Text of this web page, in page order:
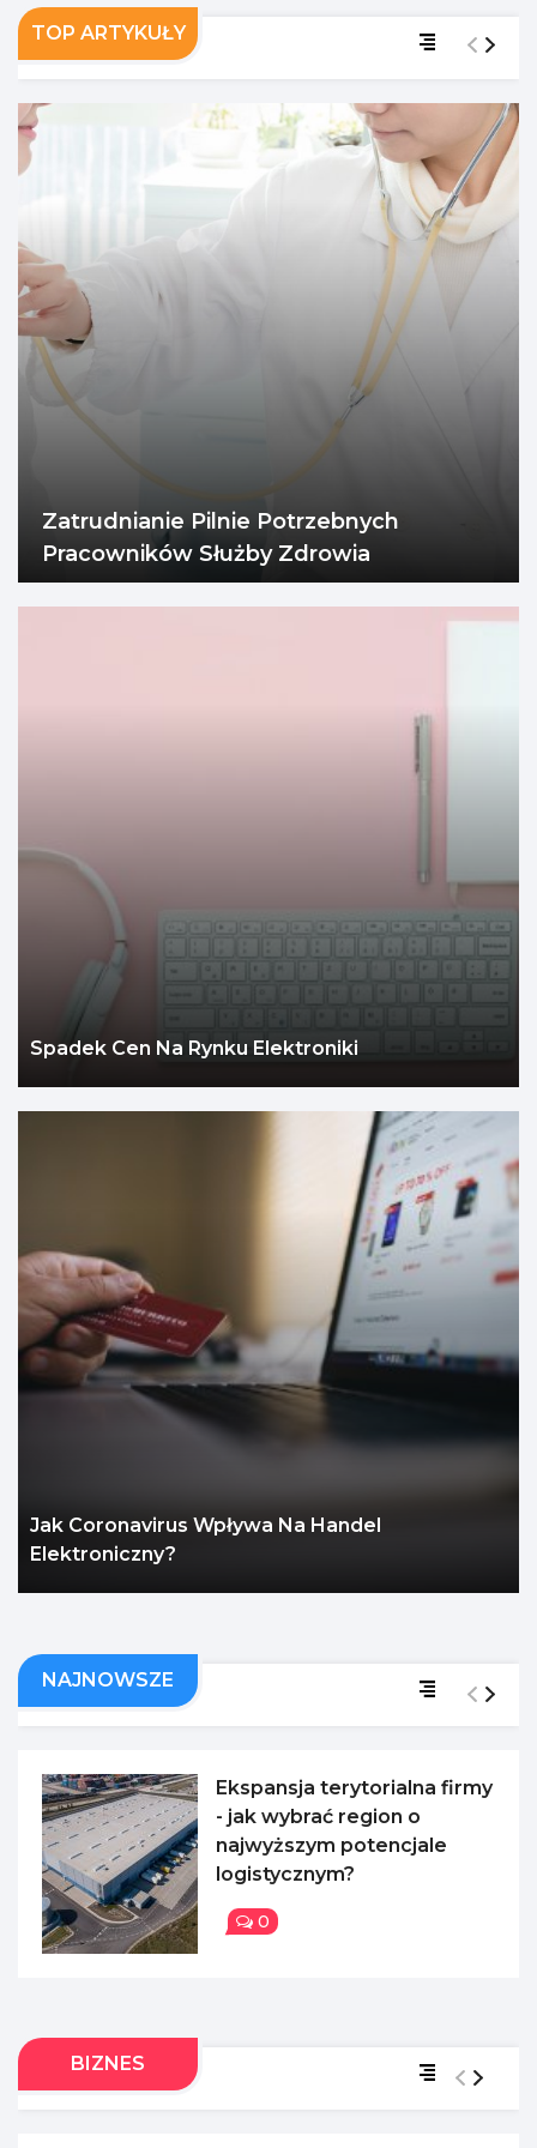
TOP ARTYKUŁY
Zatrudnianie Pilnie Potrzebnych
Pracowników Służby Zdrowia
Spadek Cen Na Rynku Elektroniki
Jak Coronavirus Wpływa Na Handel
Elektroniczny?
NAJNOWSZE
Ekspansja terytorialna firmy
- jak wybrać region o
najwyższym potencjale
logistycznym?
0
BIZNES